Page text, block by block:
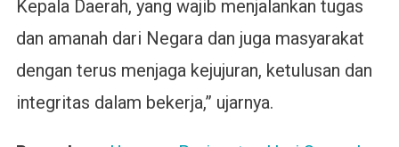
Kepala Daerah, yang wajib menjalankan tugas
dan amanah dari Negara dan juga masyarakat
dengan terus menjaga kejujuran, ketulusan dan
integritas dalam bekerja,” ujarnya.